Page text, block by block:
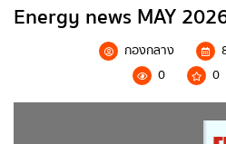
โครงสร้างส่วนราชการ
เจตจำนงสุจริตของผู้บริหาร
Energy news MAY
กองกลาง
0
0